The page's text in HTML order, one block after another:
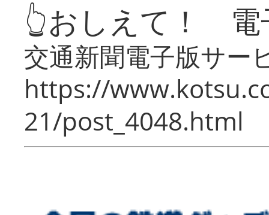
👆おしえて！ 電
交通新聞電子版サー
https://
21/post_4048.html